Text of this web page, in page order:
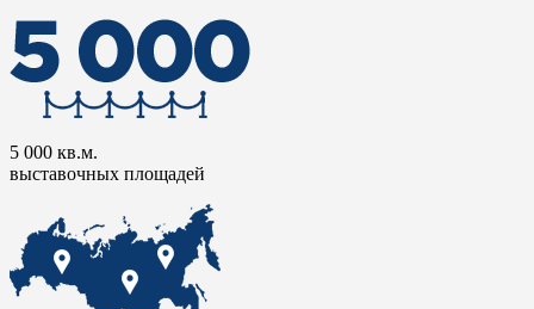
5 000 кв.м.
выставочных площадей